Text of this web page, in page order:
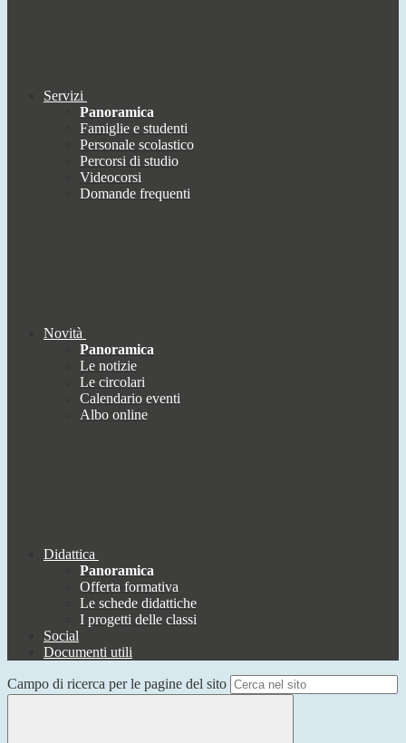
Servizi
Panoramica
Famiglie e studenti
Personale scolastico
Percorsi di studio
Videocorsi
Domande frequenti
Novità
Panoramica
Le notizie
Le circolari
Calendario eventi
Albo online
Didattica
Panoramica
Offerta formativa
Le schede didattiche
I progetti delle classi
Social
Documenti utili
Campo di ricerca per le pagine del sito